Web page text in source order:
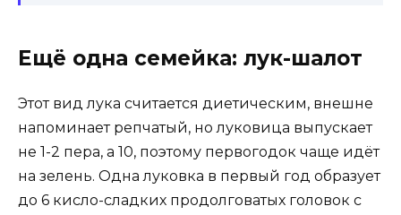
Ещё одна семейка: лук-шалот
Этот вид лука считается диетическим, внешне
напоминает репчатый, но луковица выпускает
не 1-2 пера, а 10, поэтому первогодок чаще идёт
на зелень. Одна луковка в первый год образует
до 6 кисло-сладких продолговатых головок с